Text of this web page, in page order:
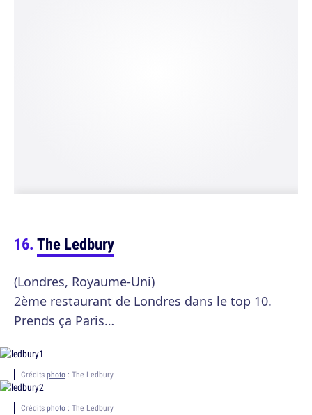
The Ledbury
(Londres, Royaume-Uni)
2ème restaurant de Londres dans le top 10.
Prends ça Paris…
Crédits photo : The Ledbury
Crédits photo : The Ledbury